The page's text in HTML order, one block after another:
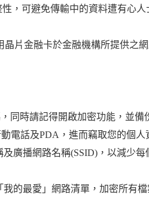
，可避免傳輸中的資料遭有心人
片金融卡於金融機構所提供之
同時請記得開啟加密功能，並備
電話及PDA，進而竊取您的個人
廣播網路名稱(SSID)，以減少每
的最愛」網路清單，加密所有